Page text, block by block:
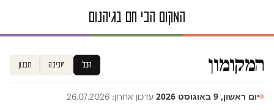
המקומון הכל סביבה תכנון
יום ראשון, 9 באוגוסט 2026 ·עדכון אחרון: 26.07.2026